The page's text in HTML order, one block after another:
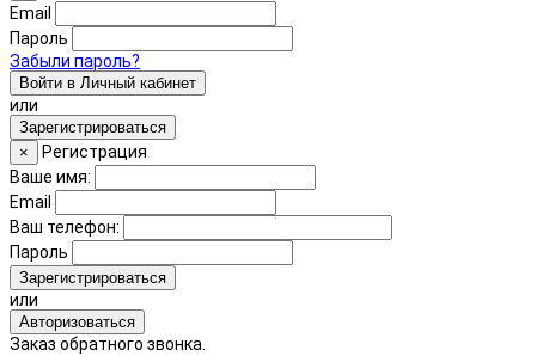
Email
Пароль
Забыли пароль?
Войти в Личный кабинет
или
Зарегистрироваться
×
Регистрация
Ваше имя:
Email
Ваш телефон:
Пароль
Зарегистрироваться
или
Авторизоваться
Заказ обратного звонка.